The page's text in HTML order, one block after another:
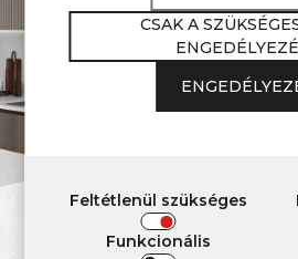
termékei
A LAKÓ-
CSAK A
Feltétlenül szükséges
Funkcionális